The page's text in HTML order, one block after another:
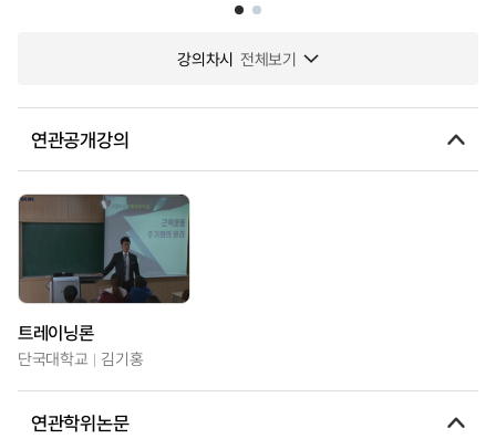
강의차시 전체보기
연관공개강의
트레이닝론
단국대학교 김기홍
연관학위논문